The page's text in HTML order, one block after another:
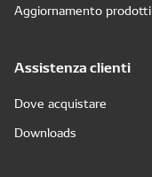
Aggiornamento prodotti
Assistenza clienti
Dove acquistare
Downloads